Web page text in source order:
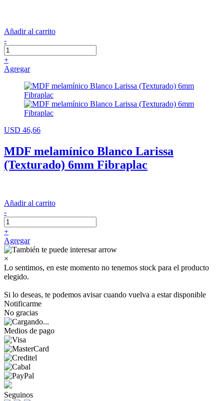
Añadir al carrito
-
+
Agregar
USD 46,66
MDF melamínico Blanco Larissa
(Texturado) 6mm Fibraplac
Añadir al carrito
-
+
Agregar
×
Lo sentimos, en este momento no tenemos stock para el producto
elegido.
Si lo deseas, te podemos avisar cuando vuelva a estar disponible
Notificarme
No gracias
Medios de pago
Seguinos